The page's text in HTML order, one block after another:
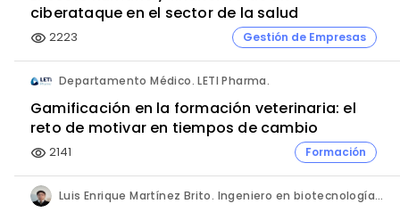
ciberataque en el sector de la salud
visibility 2223 Gestión de Empresas
Departamento Médico. LETI Pharma.
Gamificación en la formación veterinaria: el
reto de motivar en tiempos de cambio
visibility 2141 Formación
Luis Enrique Martínez Brito. Ingeniero en biotecnología, México.